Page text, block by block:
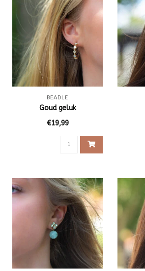
BEADLE
Goud geluk
€19,99